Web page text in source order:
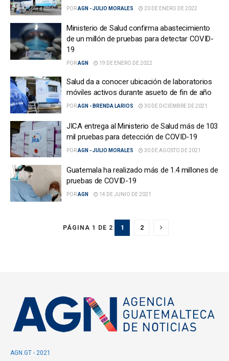
PORAGN - JULIO MORALES 20 DE ENERO DE 2022
Ministerio de Salud confirma abastecimiento
de un millón de pruebas para detectar COVID-
19
PORAGN 19 DE ENERO DE 2022
Salud da a conocer ubicación de laboratorios
móviles activos durante asueto de fin de año
PORAGN - BRENDA LARIOS 30 DE DICIEMBRE DE 2021
JICA entrega al Ministerio de Salud más de 103
mil pruebas para detección de COVID-19
PORAGN - JULIO MORALES 30 DE AGOSTO DE 2021
Guatemala ha realizado más de 1.4 millones de
pruebas de COVID-19
PORAGN 14 DE JUNIO DE 2021
PÁGINA 1 DE 2 1 2
AGN.GT - 2021